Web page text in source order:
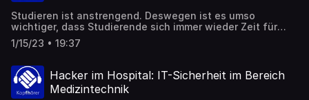
Studieren ist anstrengend. Deswegen ist es umso
wichtiger, dass Studierende sich immer wieder Zeit für
sich nehmen. Dabei unterstützen soll der
Meditationspodcast „Open & Up“ den unsere Hochschule
darüber in dieser Folge.
1/15/23 • 19:37
Hacker im Hospital: IT-Sicherheit im Bereich
Medizintechnik